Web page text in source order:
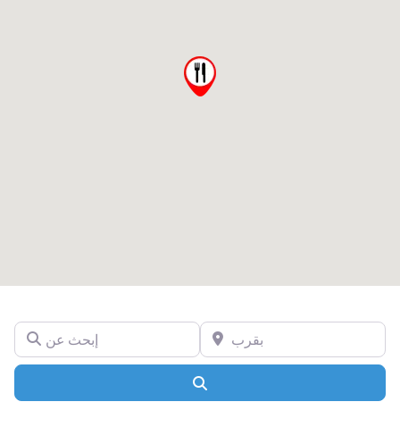
إبحث عن بقرب